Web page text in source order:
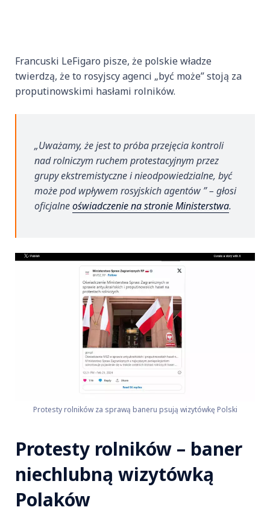
Francuski LeFigaro pisze, że polskie władze
twierdzą, że to rosyjscy agenci „być może” stoją za
proputinowskimi hasłami rolników.
„Uważamy, że jest to próba przejęcia kontroli
nad rolniczym ruchem protestacyjnym przez
grupy ekstremistyczne i nieodpowiedzialne, być
może pod wpływem rosyjskich agentów ” – głosi
oficjalneoświadczenie na stronie Ministerstwa.
Protesty rolników za sprawą baneru psują wizytówkę Polski
Protesty rolników – baner
niechlubną wizytówką
Polaków